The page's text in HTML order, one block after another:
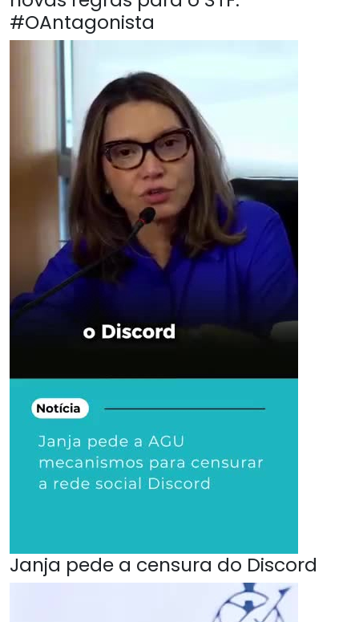
#OAntagonista
Janja pede a censura do Discord